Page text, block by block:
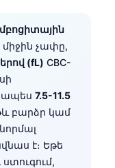
չափը,
(fL) CBC-
7.5-11.5
բարձր կամ
է։ Եթե